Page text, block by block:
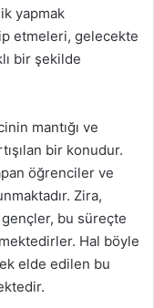
yapmak
etmeleri, gelecekte
bir şekilde
mantığı ve
bir konudur.
öğrenciler ve
Zira,
bu süreçte
Hal böyle
elde edilen bu